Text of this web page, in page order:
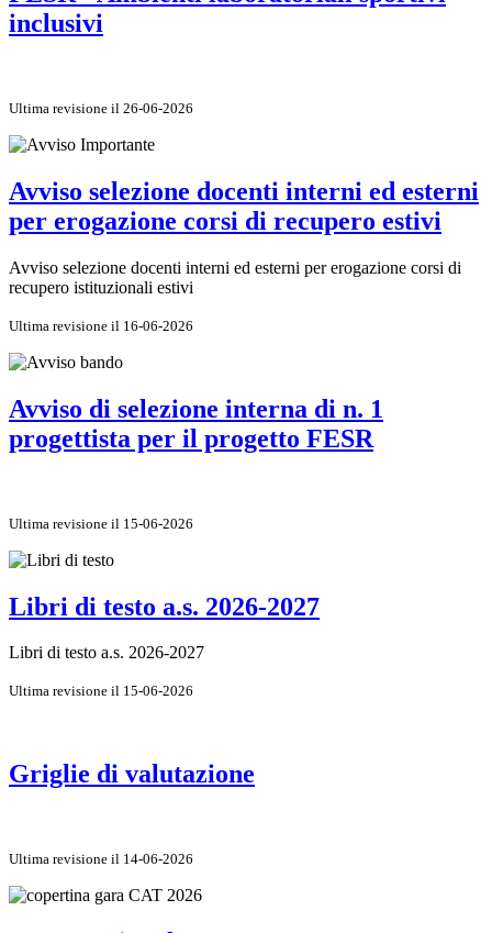
inclusivi
Ultima revisione il 26-06-2026
Avviso selezione docenti interni ed esterni
per erogazione corsi di recupero estivi
Avviso selezione docenti interni ed esterni per erogazione corsi di
recupero istituzionali estivi
Ultima revisione il 16-06-2026
Avviso di selezione interna di n. 1
progettista per il progetto FESR
Ultima revisione il 15-06-2026
Libri di testo a.s. 2026-2027
Libri di testo a.s. 2026-2027
Ultima revisione il 15-06-2026
Griglie di valutazione
Ultima revisione il 14-06-2026